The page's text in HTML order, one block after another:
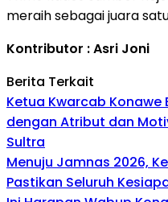
meraih sebagai juara
Kontributor : Asri Joni
Berita Terkait
Ketua Kwarcab Konawe
dengan Atribut dan
Sultra
Menuju Jamnas 2026,
Pastikan Seluruh